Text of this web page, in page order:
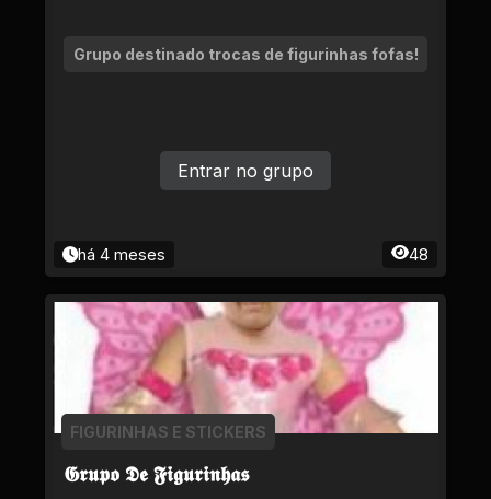
Grupo destinado trocas de figurinhas fofas!
há 4 meses 48
Entrar no grupo
𝕲𝖗𝖚𝖕𝖔 𝕯𝖊 𝕱𝖎𝖌𝖚𝖗𝖎𝖓𝖍𝖆𝖘
FIGURINHAS E STICKERS